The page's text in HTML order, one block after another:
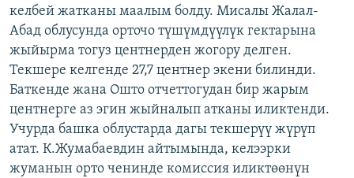
келбей жатканы маалым болду. Мисалы Жалал-
Абад облусунда орточо түшүмдүүлүк гектарына
жыйырма тогуз центнерден жогору делген.
Текшере келгенде 27,7 центнер экени билинди.
Баткенде жана Ошто отчеттогудан бир жарым
центнерге аз эгин жыйналып атканы иликтенди.
Учурда башка облустарда дагы текшерүү жүрүп
атат. К.Жумабаевдин айтымында, келээрки
жуманын орто ченинде комиссия иликтөөнүн